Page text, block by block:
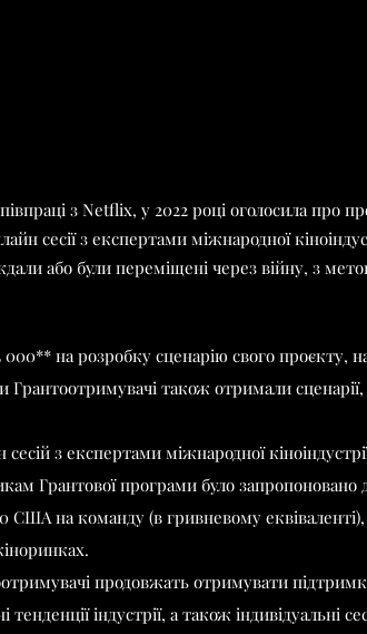
з Netflix, у 2022 році оголосила
сесії з експертами міжнародної
або були переміщені через війну, з
000** на розробку сценарію свого проєкту,
Грантоотримувачі також отримали
з експертами міжнародної
Грантової програми було запропоновано
США на команду (в гривневому
продовжать отримувати
індустрії, а також індивідуальні